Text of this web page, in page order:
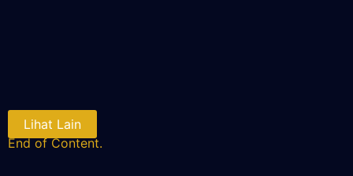
Lihat Lain
End of Content.